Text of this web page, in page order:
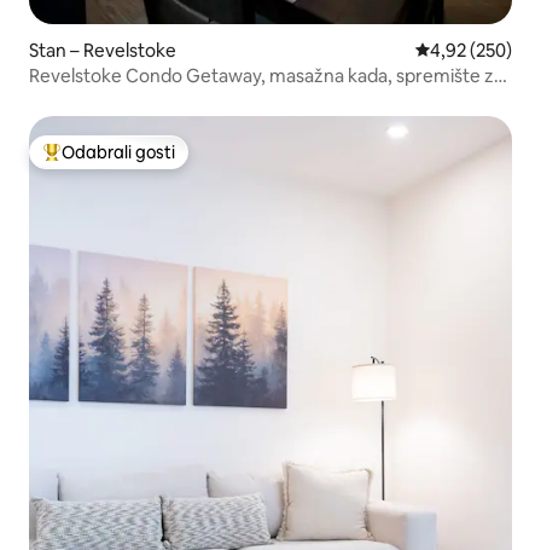
Stan – Revelstoke Prosječna
4,92 (250)
Revelstoke Condo Getaway, masažna kada, spremište za
Među najviše rangiranima s oznakom „Odabrali gosti”
Odabrali gosti